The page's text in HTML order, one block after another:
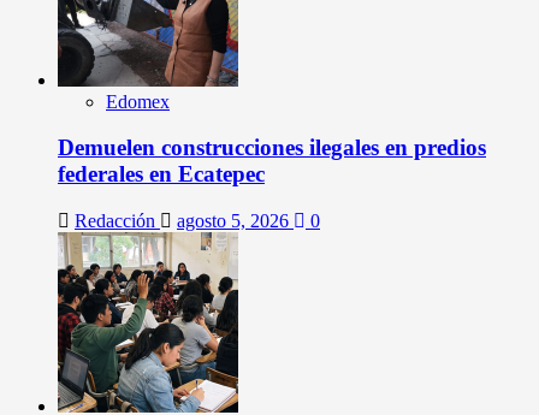
Edomex
Demuelen construcciones ilegales en predios
federales en Ecatepec
Redacción agosto 5, 2026 0